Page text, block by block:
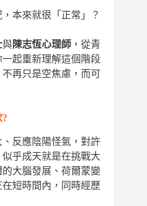
本來就很「正常」？
與陳志恆心理師 ，從青
起重新理解這個階段
再只是空焦慮，而可
反應陰陽怪氣，對許
乎成天就是在挑戰大
大腦發展、荷爾蒙變
短時間內，同時經歷